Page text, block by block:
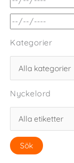
Kategorier
Nyckelord